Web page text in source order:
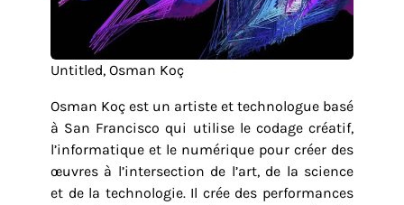
Untitled, Osman Koç
Osman Koç est un artiste et technologue basé
à San Francisco qui utilise le codage créatif,
l’informatique et le numérique pour créer des
œuvres à l’intersection de l’art, de la science
et de la technologie. Il crée des performances